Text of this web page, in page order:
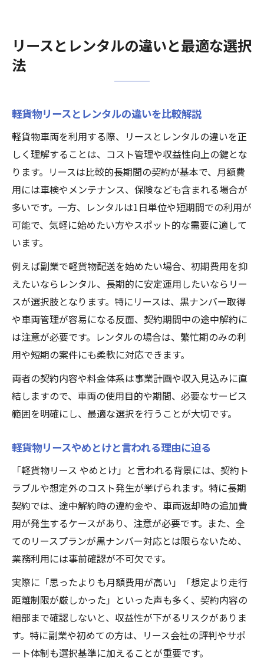
リースとレンタルの違いと最適な選択
法
軽貨物リースとレンタルの違いを比較解説
軽貨物車両を利用する際、リースとレンタルの違いを正
しく理解することは、コスト管理や収益性向上の鍵とな
ります。リースは比較的長期間の契約が基本で、月額費
用には車検やメンテナンス、保険なども含まれる場合が
多いです。一方、レンタルは1日単位や短期間での利用が
可能で、気軽に始めたい方やスポット的な需要に適して
います。
例えば副業で軽貨物配送を始めたい場合、初期費用を抑
えたいならレンタル、長期的に安定運用したいならリー
スが選択肢となります。特にリースは、黒ナンバー取得
や車両管理が容易になる反面、契約期間中の途中解約に
は注意が必要です。レンタルの場合は、繁忙期のみの利
用や短期の案件にも柔軟に対応できます。
両者の契約内容や料金体系は事業計画や収入見込みに直
結しますので、車両の使用目的や期間、必要なサービス
範囲を明確にし、最適な選択を行うことが大切です。
軽貨物リースやめとけと言われる理由に迫る
「軽貨物リース やめとけ」と言われる背景には、契約ト
ラブルや想定外のコスト発生が挙げられます。特に長期
契約では、途中解約時の違約金や、車両返却時の追加費
用が発生するケースがあり、注意が必要です。また、全
てのリースプランが黒ナンバー対応とは限らないため、
業務利用には事前確認が不可欠です。
実際に「思ったよりも月額費用が高い」「想定より走行
距離制限が厳しかった」といった声も多く、契約内容の
細部まで確認しないと、収益性が下がるリスクがありま
す。特に副業や初めての方は、リース会社の評判やサポ
ート体制も選択基準に加えることが重要です。